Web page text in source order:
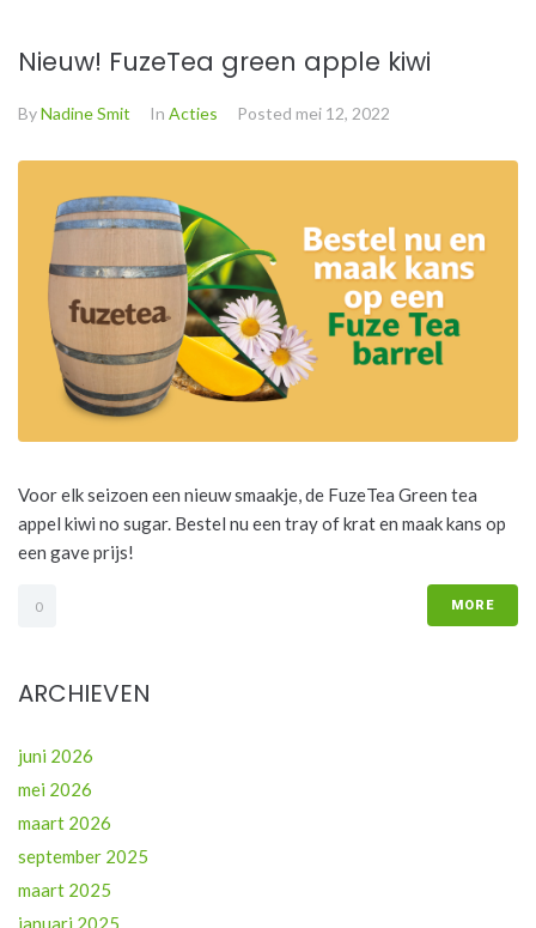
Nieuw! FuzeTea green apple kiwi
ByNadine Smit In Acties Posted mei 12, 2022
Voor elk seizoen een nieuw smaakje, de FuzeTea Green tea
appel kiwi no sugar. Bestel nu een tray of krat en maak kans op
een gave prijs!
0 MORE
ARCHIEVEN
juni 2026
mei 2026
maart 2026
september 2025
maart 2025
januari 2025